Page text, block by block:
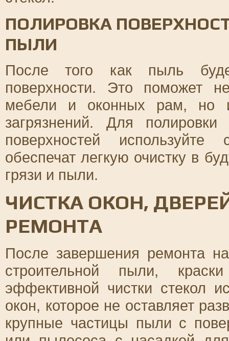
ПОЛИРОВКА
ПЫЛИ
После того как пыль
поверхности. Это поможет
мебели и оконных рам, но
загрязнений. Для
поверхностей
обеспечат легкую очистку в
грязи и пыли.
ЧИСТКА ОКОН,
РЕМОНТА
После завершения ремонта
строительной пыли,
эффективной чистки стекол
окон, которое не оставляет
крупные частицы пыли с